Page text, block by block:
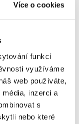
Více o cookies
funkcí
využíváme
web používáte,
inzerci a
s
nebo které